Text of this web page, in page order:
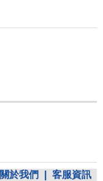
關於我們
客服資訊